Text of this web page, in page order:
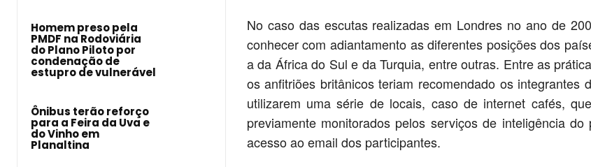
Homem preso pela
PMDF na Rodoviária
do Plano Piloto por
condenação de
estupro de vulnerável
Ônibus terão reforço
para a Feira da Uva e
do Vinho em
Planaltina
No caso das escutas realizadas em Londres no ano de
conhecer com adiantamento as diferentes posições dos
a da África do Sul e da Turquia, entre outras. Entre as
os anfitriões britânicos teriam recomendado os integrantes
utilizarem uma série de locais, caso de internet cafés,
previamente monitorados pelos serviços de inteligência do
acesso ao email dos participantes.